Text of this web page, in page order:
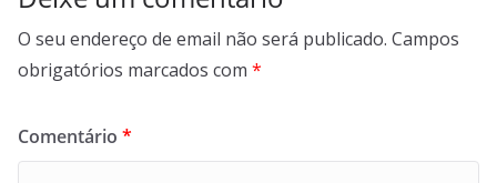
O seu endereço de email não será publicado. Campos
obrigatórios marcados com *
Comentário *